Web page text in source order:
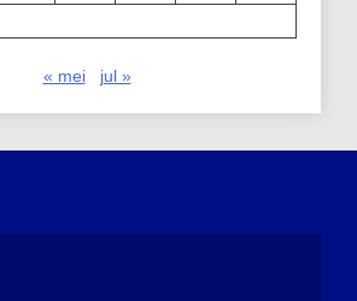
« mei jul »